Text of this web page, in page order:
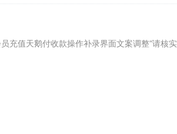
值天鹅付收款操作补录界面文案调整“请核实